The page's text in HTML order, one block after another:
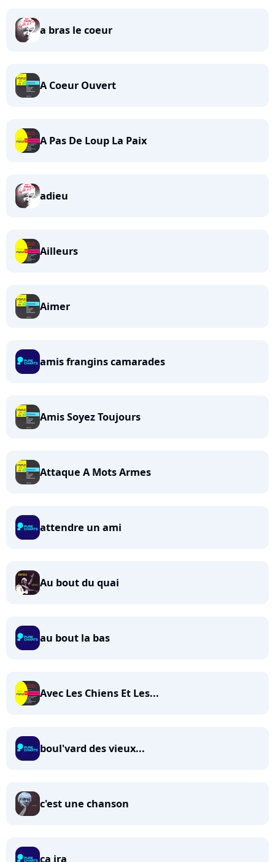
a bras le coeur
A Coeur Ouvert
A Pas De Loup La Paix
adieu
Ailleurs
Aimer
amis frangins camarades
Amis Soyez Toujours
Attaque A Mots Armes
attendre un ami
Au bout du quai
au bout la bas
Avec Les Chiens Et Les...
boul'vard des vieux...
c'est une chanson
ca ira